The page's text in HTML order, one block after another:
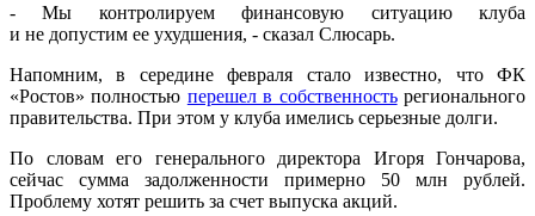
- Мы контролируем финансовую ситуацию клуба
и не допустим ее ухудшения, - сказал Слюсарь.
Напомним, в середине февраля стало известно, что ФК
«Ростов» полностью перешел в собственностьрегионального
правительства. При этом у клуба имелись серьезные долги.
По словам его генерального директора Игоря Гончарова,
сейчас сумма задолженности примерно 50 млн рублей.
Проблему хотят решить за счет выпуска акций.